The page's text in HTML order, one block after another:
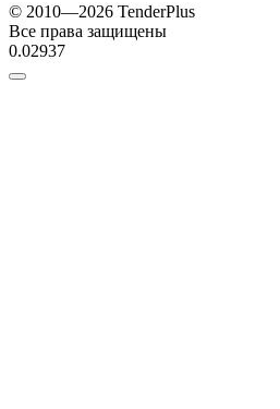
© 2010—2026 TenderPlus
Все права защищены
0.02937